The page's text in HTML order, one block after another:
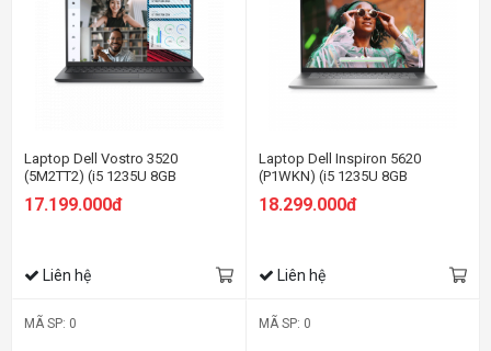
Laptop Dell Vostro 3520
(5M2TT2) (i5 1235U 8GB
RAM/512GB SSD/15.6 inch
FHD/Win11/OfficeHS21/Xám)
17.199.000đ
Liên hệ
Laptop Dell Inspiron 5620
(P1WKN) (i5 1235U 8GB
RAM/256GB SSD/16.0 inch
FHD+/Win11/Office HS21/Bạc)
18.299.000đ
Liên hệ
MÃ SP: 0 MÃ SP: 0